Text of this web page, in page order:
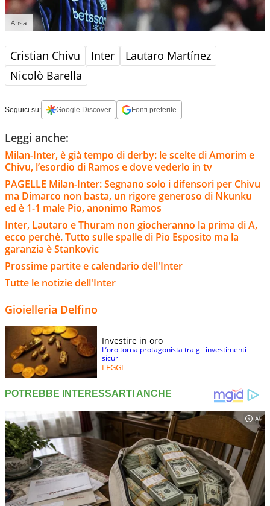
Ansa
Cristian Chivu Inter
Lautaro Martínez
Nicolò Barella
Seguici su: Google Discover Fonti preferite
Leggi anche:
Milan-Inter, è già tempo di derby: le scelte di Amorim e
Chivu, l’esordio di Ramos e dove vederlo in tv
PAGELLE Milan-Inter: Segnano solo i difensori per Chivu
ma Dimarco non basta, un rigore generoso di Nkunku
ed è 1-1 male Pio, anonimo Ramos
Inter, Lautaro e Thuram non giocheranno la prima di A,
ecco perchè. Tutto sulle spalle di Pio Esposito ma la
garanzia è Stankovic
Prossime partite e calendario dell'Inter
Tutte le notizie dell'Inter
Gioielleria Delfino
Investire in oro
L’oro torna protagonista tra gli investimenti
sicuri
LEGGI